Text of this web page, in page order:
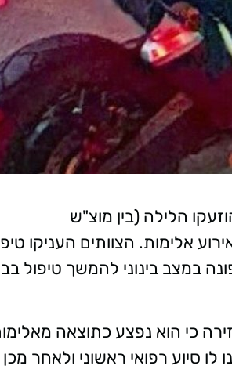
הלילה (בין מוצ"ש
אלימות. הצוותים העניקו
והוא פונה במצב בינוני להמשך טיפול
כי הוא נפצע כתוצאה
סיוע רפואי ראשוני ולאחר